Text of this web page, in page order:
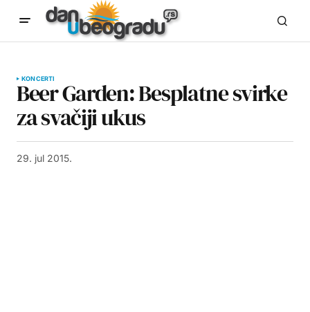
KONCERTI
Beer Garden: Besplatne svirke
za svačiji ukus
29. jul 2015.